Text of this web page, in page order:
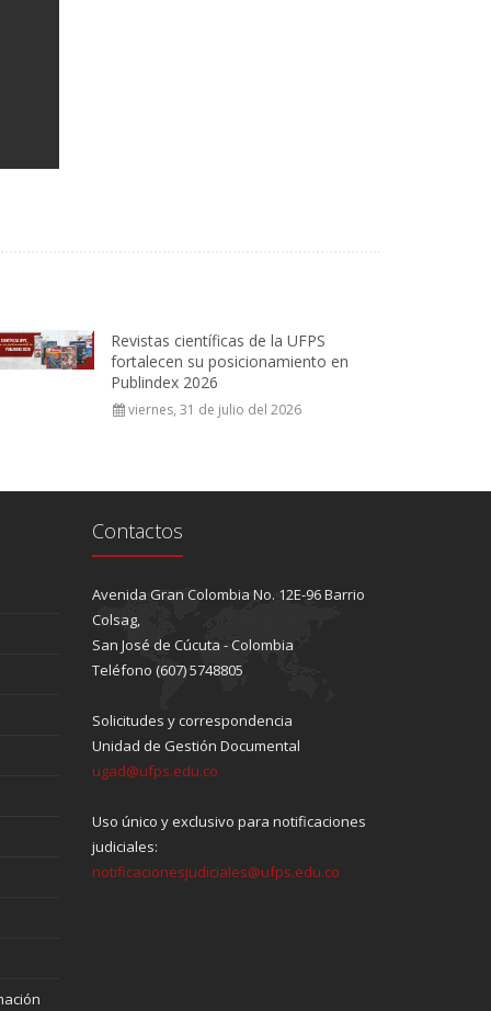
Revistas científicas de la UFPS
fortalecen su posicionamiento en
Publindex 2026
viernes, 31 de julio del 2026
Contactos
Avenida Gran Colombia No. 12E-96 Barrio
Colsag,
San José de Cúcuta - Colombia
Teléfono (607) 5748805
Solicitudes y correspondencia
Unidad de Gestión Documental
ugad@ufps.edu.co
Uso único y exclusivo para notificaciones
judiciales:
notificacionesjudiciales@ufps.edu.co